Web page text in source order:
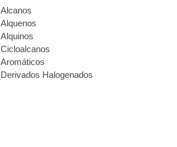
Alcanos
Alquenos
Alquinos
Cicloalcanos
Aromáticos
Derivados Halogenados